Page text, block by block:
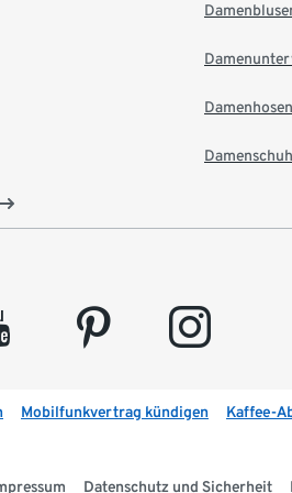
Damenhosen
pinterest instagram
Mobilfunkvertrag kündigen Kaffee-
Datenschutz und Sicherheit